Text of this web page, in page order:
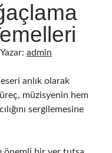
Yapılır
Teknikler
Yazar: admin
anlık olarak
müzisyenin hem
sergilemesine